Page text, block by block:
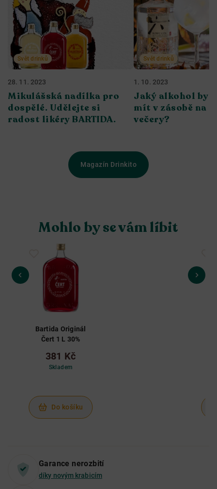
Svět drinků
28. 11. 2023
Mikulášská nadílka pro
dospělé. Udělejte si
radost likéry BARTIDA.
Svět drinků
1. 10. 2023
Jaký alkohol
mít v zásobě na
večery?
Magazín Drinkito
Mohlo by se vám líbit
Bartida Originál
Čert 1 L 30%
381 Kč
Skladem
Do košíku
Garance nerozbití
díky novým krabicím